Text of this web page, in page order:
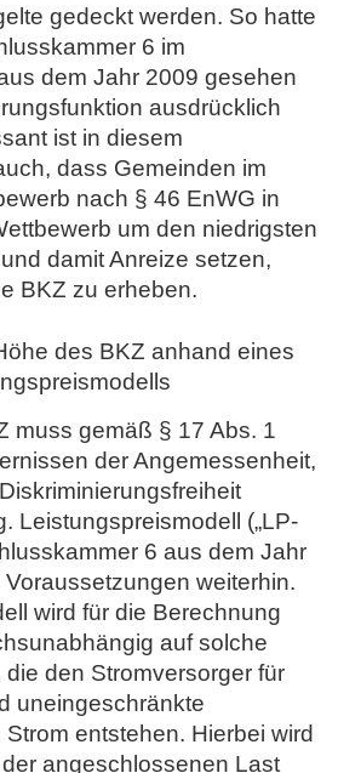
gedeckt werden. So hatte
6 im
dem Jahr 2009 gesehen
ausdrücklich
ist in diesem
dass Gemeinden im
nach § 46 EnWG in
um den niedrigsten
damit Anreize setzen,
BKZ zu erheben.
des BKZ anhand eines
muss gemäß § 17 Abs. 1
der Angemessenheit,
Leistungspreismodell („LP-
6 aus dem Jahr
weiterhin.
wird für die Berechnung
auf solche
den Stromversorger für
uneingeschränkte
entstehen. Hierbei wird
angeschlossenen Last